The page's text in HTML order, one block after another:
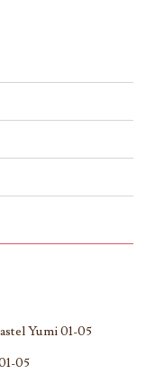
Yumi 01-05
05